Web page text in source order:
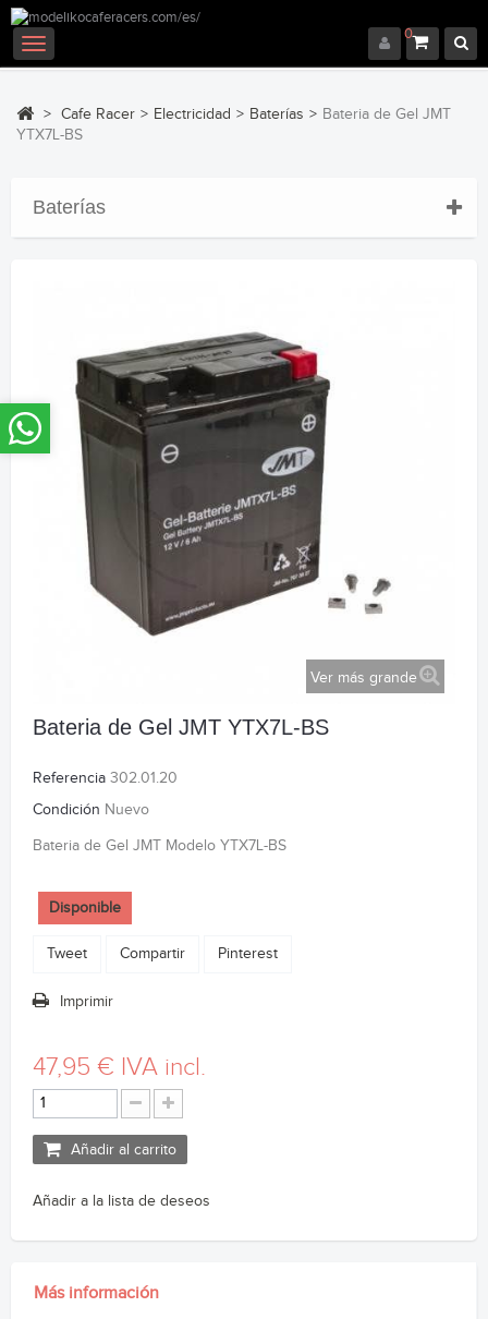
0
Navegación
Toggle
> Cafe Racer > Electricidad > Baterías > Bateria de Gel JMT
YTX7L-BS
Baterías
Ver más grande
Bateria de Gel JMT YTX7L-BS
Referencia 302.01.20
Condición Nuevo
Bateria de Gel JMT Modelo YTX7L-BS
Disponible
Tweet Compartir Pinterest
Imprimir
47,95 € IVA incl.
Añadir al carrito
Añadir a la lista de deseos
Más información